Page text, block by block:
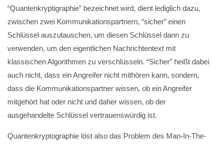
“Quantenkryptigraphie” bezeichnet wird, dient lediglich dazu,
zwischen zwei Kommunikationspartnern, “sicher” einen
Schlüssel auszutauschen, um diesen Schlüssel dann zu
verwenden, um den eigentlichen Nachrichtentext mit
klassischen Algorithmen zu verschlüsseln. “Sicher” heißt dabei
auch nicht, dass ein Angreifer nicht mithören kann, sondern,
dass die Kommunikationspartner wissen, ob ein Angreifer
mitgehört hat oder nicht und daher wissen, ob der
ausgehandelte Schlüssel vertrauenswürdig ist.
Quantenkryptographie löst also das Problem des Man-In-The-